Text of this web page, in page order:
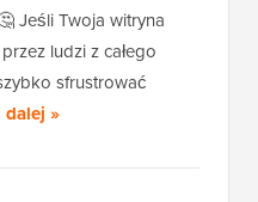
Jeśli Twoja witryna
ludzi z całego
sfrustrować
dalej »